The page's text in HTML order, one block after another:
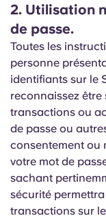
2. Utilisation
de passe.
Toutes les
personne
identifiants sur le
reconnaissez
transactions ou
de passe ou
consentement ou
votre mot de
sachant
sécurité
transactions sur